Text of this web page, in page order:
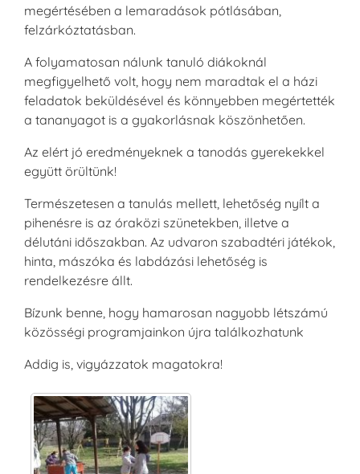
megértésében a lemaradások pótlásában,
felzárkóztatásban.
A folyamatosan nálunk tanuló diákoknál
megfigyelhető volt, hogy nem maradtak el a házi
feladatok beküldésével és könnyebben megértették
a tananyagot is a gyakorlásnak köszönhetően.
Az elért jó eredményeknek a tanodás gyerekekkel
együtt örültünk!
Természetesen a tanulás mellett, lehetőség nyílt a
pihenésre is az óraközi szünetekben, illetve a
délutáni időszakban. Az udvaron szabadtéri játékok,
hinta, mászóka és labdázási lehetőség is
rendelkezésre állt.
Bízunk benne, hogy hamarosan nagyobb létszámú
közösségi programjainkon újra találkozhatunk
Addig is, vigyázzatok magatokra!